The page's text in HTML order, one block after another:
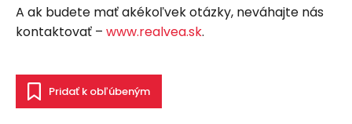
A ak budete mať akékoľvek otázky, neváhajte nás
kontaktovať – www.realvea.sk.
Pridať k obľúbeným